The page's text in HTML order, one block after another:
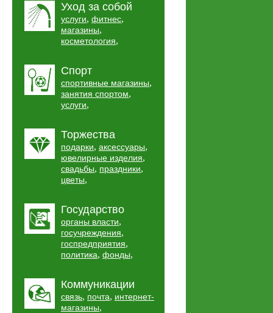
Уход за собой
услуги, фитнес,
магазины,
косметология,
Спорт
спортивные магазины,
занятия спортом,
услуги,
Торжества
подарки, аксессуары,
ювелирные изделия,
свадьбы, праздники,
цветы,
Государство
органы власти,
госучреждения,
госпредприятия,
политика, фонды,
Коммуникации
связь, почта, интернет-
магазины,